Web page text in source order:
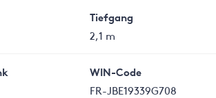
Tiefgang
2,1 m
WIN-Code
FR-JBE19339G708